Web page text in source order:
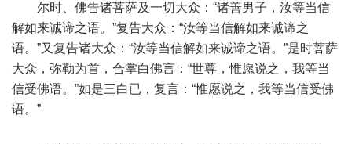
尔时、佛告诸菩萨及一切大众：“诸善男子，汝等当信
解如来诚谛之语。”复告大众：“汝等当信解如来诚谛之
语。”又复告诸大众：“汝等当信解如来诚谛之语。”是时菩萨
大众，弥勒为首，合掌白佛言：“世尊，惟愿说之，我等当
信受佛语。”如是三白已，复言：“惟愿说之，我等当信受佛
语。”